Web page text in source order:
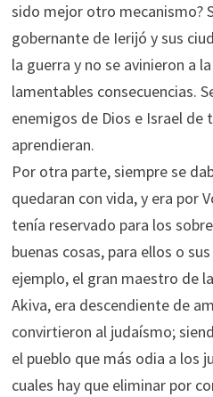
sido mejor otro mecanismo?
gobernante de Ierijó y sus
la guerra y no se avinieron a
lamentables consecuencias.
enemigos de Dios e Israel de
aprendieran.
Por otra parte, siempre se
quedaran con vida, y era por
tenía reservado para los
buenas cosas, para ellos o
ejemplo, el gran maestro de
Akiva, era descendiente de
convirtieron al judaísmo;
el pueblo que más odia a los
cuales hay que eliminar por